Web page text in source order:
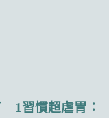
1習慣超虐胃：